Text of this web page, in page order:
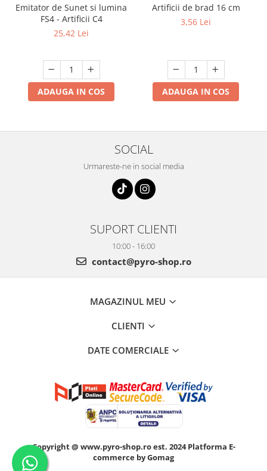
Emitator de Sunet si lumina
FS4 - Artificii C4
25,42 Lei
ADAUGA IN COS
Artificii de brad 16 cm
3,56 Lei
ADAUGA IN COS
SOCIAL
Urmareste-ne in social media
SUPORT CLIENTI
10:00 - 16:00
contact@pyro-shop.ro
MAGAZINUL MEU
CLIENTI
DATE COMERCIALE
Copyright @ www.pyro-shop.ro est. 2024Platforma E-
commerce by Gomag